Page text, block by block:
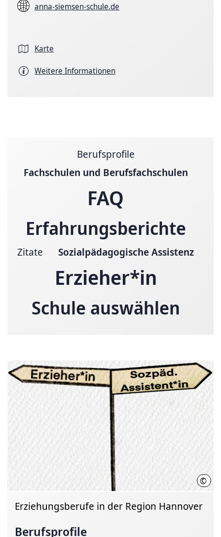
anna-siemsen-schule.de
Karte
Weitere Informationen
Berufsprofile
Fachschulen und Berufsfachschulen
FAQ
Erfahrungsberichte
Zitate Sozialpädagogische Assistenz
Erzieher*in
Schule auswählen
©
Erziehungsberufe in der Region Hannover
Berufsprofile